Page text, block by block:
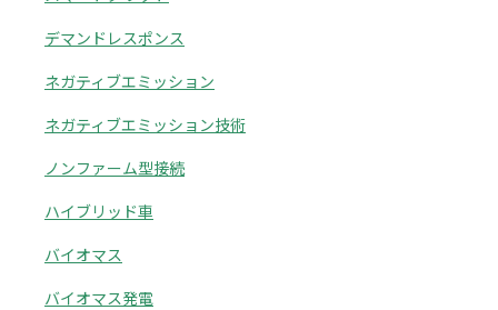
デマンドレスポンス
ネガティブエミッション
ネガティブエミッション技術
ノンファーム型接続
ハイブリッド車
バイオマス
バイオマス発電